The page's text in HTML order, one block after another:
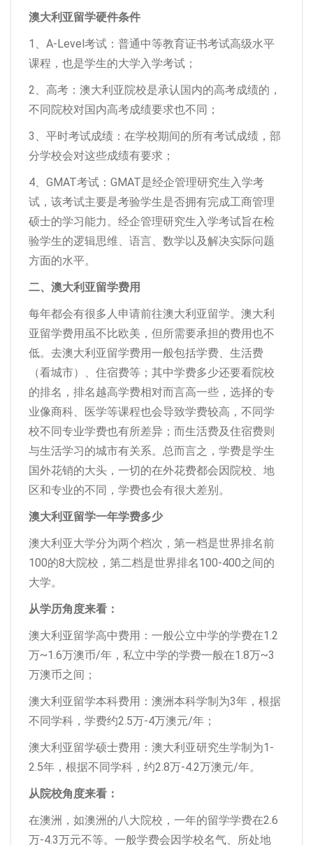
澳大利亚留学硬件条件
1、A-Level考试：普通中等教育证书考试高级水平
课程，也是学生的大学入学考试；
2、高考：澳大利亚院校是承认国内的高考成绩的，
不同院校对国内高考成绩要求也不同；
3、平时考试成绩：在学校期间的所有考试成绩，部
分学校会对这些成绩有要求；
4、GMAT考试：GMAT是经企管理研究生入学考
试，该考试主要是考验学生是否拥有完成工商管理
硕士的学习能力。经企管理研究生入学考试旨在检
验学生的逻辑思维、语言、数学以及解决实际问题
方面的水平。
二、澳大利亚留学费用
每年都会有很多人申请前往澳大利亚留学。澳大利
亚留学费用虽不比欧美，但所需要承担的费用也不
低。去澳大利亚留学费用一般包括学费、生活费
（看城市）、住宿费等；其中学费多少还要看院校
的排名，排名越高学费相对而言高一些，选择的专
业像商科、医学等课程也会导致学费较高，不同学
校不同专业学费也有所差异；而生活费及住宿费则
与生活学习的城市有关系。总而言之，学费是学生
国外花销的大头，一切的在外花费都会因院校、地
区和专业的不同，学费也会有很大差别。
澳大利亚留学一年学费多少
澳大利亚大学分为两个档次，第一档是世界排名前
100的8大院校，第二档是世界排名100-400之间的
大学。
从学历角度来看：
澳大利亚留学高中费用：一般公立中学的学费在1.2
万~1.6万澳币/年，私立中学的学费一般在1.8万~3
万澳币之间；
澳大利亚留学本科费用：澳洲本科学制为3年，根据
不同学科，学费约2.5万-4万澳元/年；
澳大利亚留学硕士费用：澳大利亚研究生学制为1-
2.5年，根据不同学科，约2.8万-4.2万澳元/年。
从院校角度来看：
在澳洲，如澳洲的八大院校，一年的留学学费在2.6
万-4.3万元不等。一般学费会因学校名气、所处地